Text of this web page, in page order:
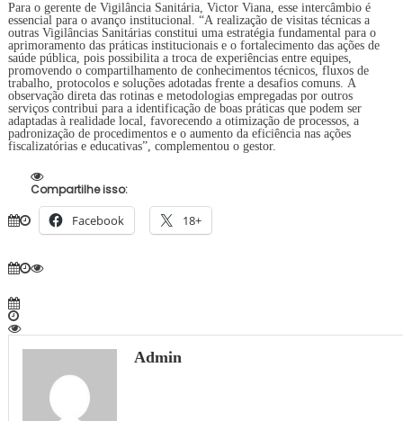
Para o gerente de Vigilância Sanitária, Victor Viana, esse intercâmbio é
essencial para o avanço institucional. “A realização de visitas técnicas a
outras Vigilâncias Sanitárias constitui uma estratégia fundamental para o
aprimoramento das práticas institucionais e o fortalecimento das ações de
saúde pública, pois possibilita a troca de experiências entre equipes,
promovendo o compartilhamento de conhecimentos técnicos, fluxos de
trabalho, protocolos e soluções adotadas frente a desafios comuns. A
observação direta das rotinas e metodologias empregadas por outros
serviços contribui para a identificação de boas práticas que podem ser
adaptadas à realidade local, favorecendo a otimização de processos, a
padronização de procedimentos e o aumento da eficiência nas ações
fiscalizatórias e educativas”, complementou o gestor.
Compartilhe isso:
Facebook 18+
Admin